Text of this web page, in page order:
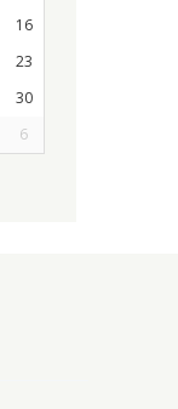
16
23
30
6